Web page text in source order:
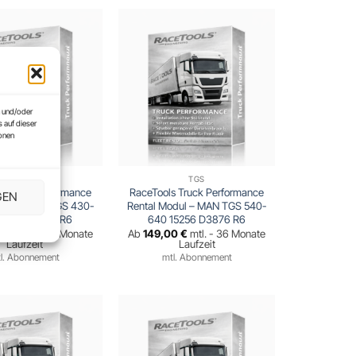
und/oder
auf dieser
Truck Performance
– MAN TGS 430-
D2676 R6
mtl. - 36 Monate
Laufzeit
Abonnement
TGS
RaceTools Truck Performance
Rental Modul – MAN TGS 540-
640 15256 D3876 R6
Ab149,00€ mtl. - 36 Monate
Laufzeit
mtl. Abonnement